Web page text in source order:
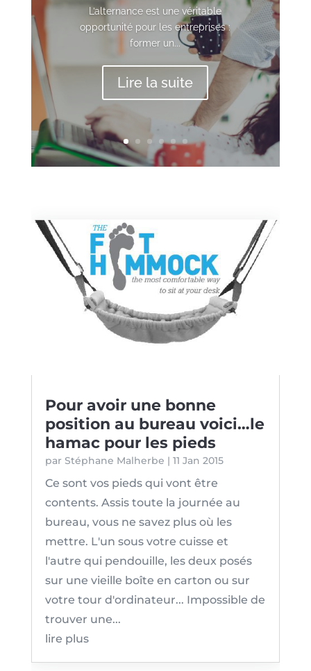
L’alternance est une véritable
opportunité pour les entreprises :
former un...
Lire la suite
Pour avoir une bonne
position au bureau voici…le
hamac pour les pieds
par Stéphane Malherbe | 11 Jan 2015
Ce sont vos pieds qui vont être
contents. Assis toute la journée au
bureau, vous ne savez plus où les
mettre. L'un sous votre cuisse et
l'autre qui pendouille, les deux posés
sur une vieille boîte en carton ou sur
votre tour d'ordinateur... Impossible de
trouver une...
lire plus